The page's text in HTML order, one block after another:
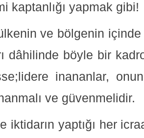
kaptanlığı yapmak gibi!
ve bölgenin
dâhilinde böyle bir
inananlar,
ve güvenmelidir.
iktidarın yaptığı her